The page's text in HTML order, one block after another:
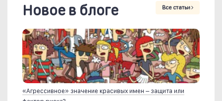
Новое в блоге Все статьи
«Агрессивное» значение красивых имен – защита или